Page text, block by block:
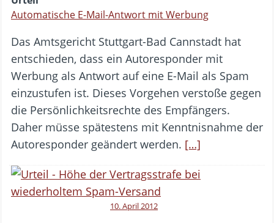
Automatische E-Mail-Antwort mit Werbung
Das Amtsgericht Stuttgart-Bad Cannstadt hat
entschieden, dass ein Autoresponder mit
Werbung als Antwort auf eine E-Mail als Spam
einzustufen ist. Dieses Vorgehen verstoße gegen
die Persönlichkeitsrechte des Empfängers.
Daher müsse spätestens mit Kenntnisnahme der
Autoresponder geändert werden. […]
10. April 2012